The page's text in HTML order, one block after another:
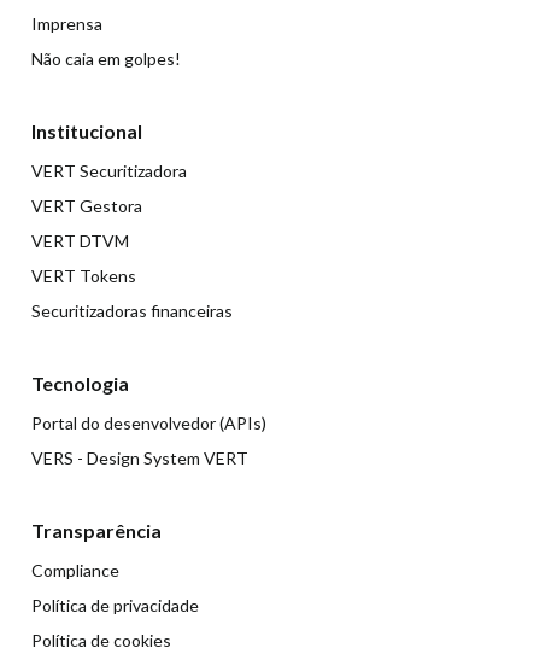
Imprensa
Não caia em golpes!
Institucional
VERT Securitizadora
VERT Gestora
VERT DTVM
VERT Tokens
Securitizadoras financeiras
Tecnologia
Portal do desenvolvedor (APIs)
VERS - Design System VERT
Transparência
Compliance
Política de privacidade
Política de cookies